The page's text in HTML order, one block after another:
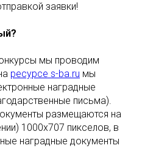
заявки!
мы проводим
ресурсе s-ba.ru мы
наградные
письма).
размещаются на
1000х707 пикселов, в
наградные документы